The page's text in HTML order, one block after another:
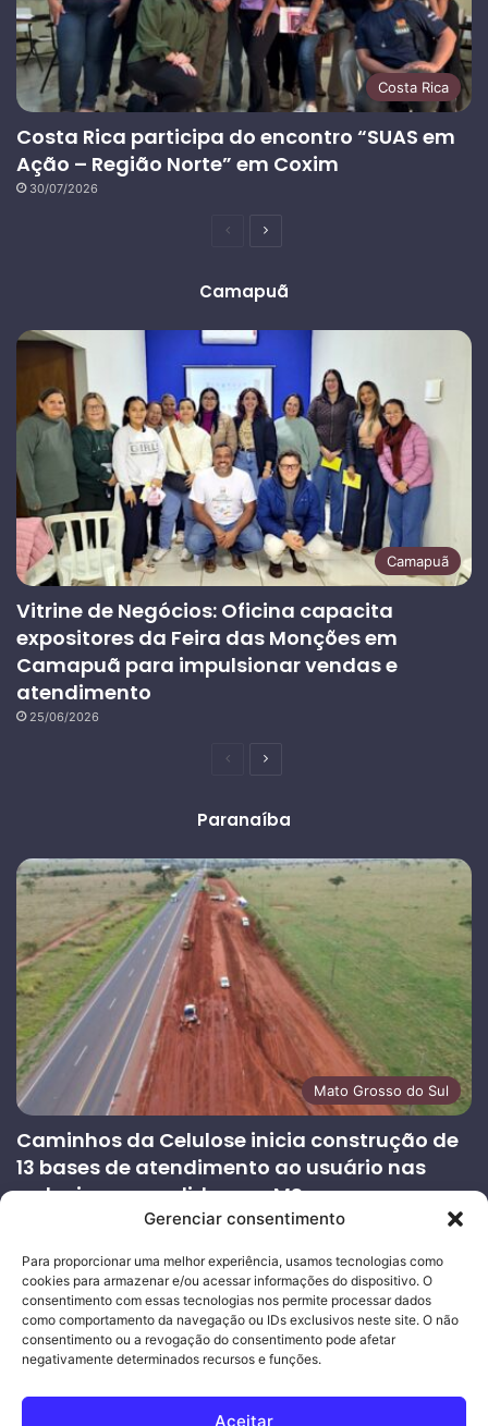
Gerenciar consentimento
Para proporcionar uma melhor experiência, usamos tecnologias como
cookies para armazenar e/ou acessar informações do dispositivo. O
consentimento com essas tecnologias nos permite processar dados
como comportamento da navegação ou IDs exclusivos neste site. O não
consentimento ou a revogação do consentimento pode afetar
negativamente determinados recursos e funções.
Aceitar
Costa Rica
Costa Rica participa do encontro “SUAS em
Ação – Região Norte” em Coxim
30/07/2026
PáginaPróxima
Camapuã
Camapuã
Vitrine de Negócios: Oficina capacita
expositores da Feira das Monções em
Camapuã para impulsionar vendas e
atendimento
25/06/2026
PáginaPróxima
Paranaíba
Mato Grosso do Sul
Caminhos da Celulose inicia construção de
13 bases de atendimento ao usuário nas
rodovias concedidas em MS
Página
anterior
Próxima
página
Ouro Empresas- Desenvolvimento Web